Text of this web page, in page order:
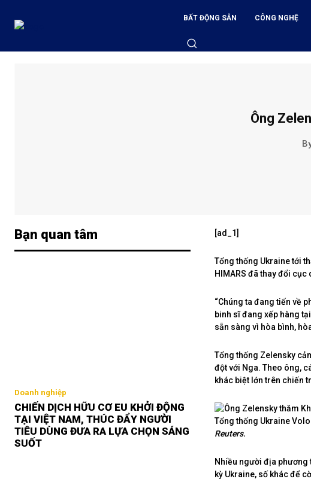
BẤT ĐỘNG SẢN CÔNG NGHỆ
Ông
Bạn quan tâm
Doanh nghiệp
CHIẾN DỊCH HỮU CƠ EU KHỞI ĐỘNG
TẠI VIỆT NAM, THÚC ĐẨY NGƯỜI
TIÊU DÙNG ĐƯA RA LỰA CHỌN SÁNG
SUỐT
[ad_1]
Tổng thống Ukraine tới
HIMARS đã thay đổi
“Chúng ta đang tiến về
binh sĩ đang xếp hàng
sẵn sàng vì hòa bình,
Tổng thống Zelensky
đột với Nga. Theo ông,
khác biệt lớn trên chiến
Tổng thống Ukraine
Reuters.
Nhiều người địa
kỳ Ukraine, số khác để